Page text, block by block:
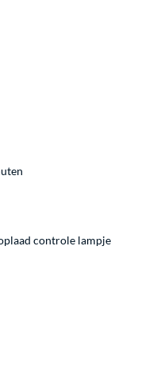
controle lampje